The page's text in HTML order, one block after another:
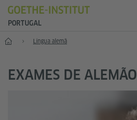
PORTUGAL
Início Língua alemã
EXAMES DE ALEMÃO